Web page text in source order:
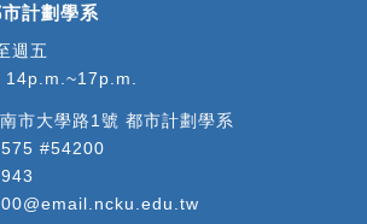
計劃學系
週五
市大學路1號 都市計劃學系
#54200